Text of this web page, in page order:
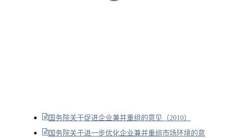
国务院关于促进企业兼并重组的意见（2010）
国务院关于进一步优化企业兼并重组市场环境的意